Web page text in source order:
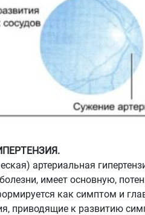
артериальная
имеет основную,
как симптом и
приводящие к развитию